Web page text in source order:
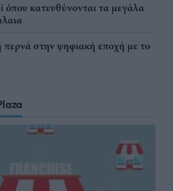
όπου κατευθύνονται τα μεγάλα
στην ψηφιακή εποχή με το